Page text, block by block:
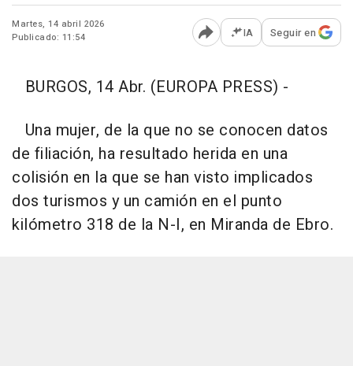
Martes, 14 abril 2026
Publicado: 11:54
Abrir opciones para
IA Seguir en
BURGOS, 14 Abr. (EUROPA PRESS) -
Una mujer, de la que no se conocen datos
de filiación, ha resultado herida en una
colisión en la que se han visto implicados
dos turismos y un camión en el punto
kilómetro 318 de la N-I, en Miranda de Ebro.